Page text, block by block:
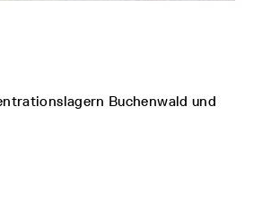
Buchenwald und